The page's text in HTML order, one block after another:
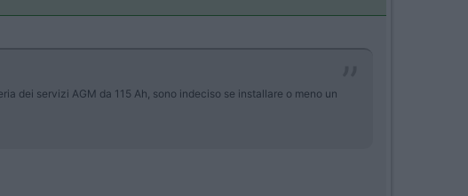
dei servizi AGM da 115 Ah, sono indeciso se installare o meno un